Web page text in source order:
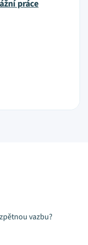
práce
vazbu?